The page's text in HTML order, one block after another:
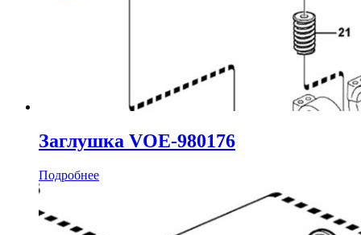
Заглушка VOE-980176
Подробнее